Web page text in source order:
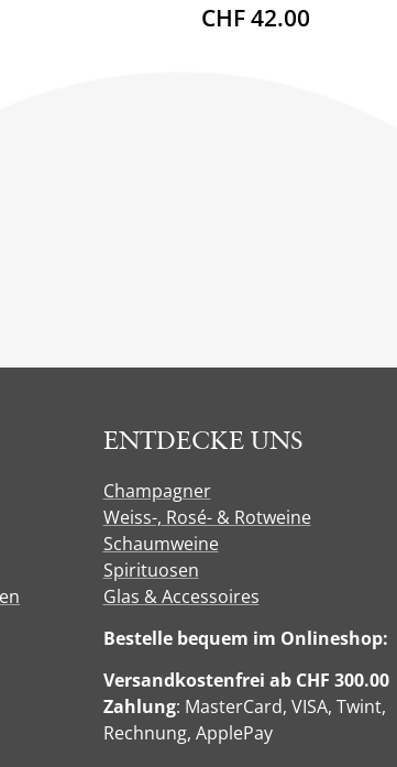
CHF 42.00
ENTDECKE UNS
Champagner
Weiss-, Rosé- & Rotweine
Schaumweine
Spirituosen
Glas & Accessoires
Bestelle bequem im Onlineshop:
Versandkostenfrei ab CHF 300.00
Zahlung: MasterCard, VISA, Twint,
Rechnung, ApplePay